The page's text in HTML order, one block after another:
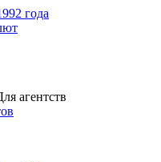
года
агентств